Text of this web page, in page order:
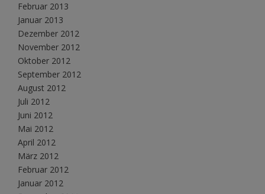
Februar 2013
Januar 2013
Dezember 2012
November 2012
Oktober 2012
September 2012
August 2012
Juli 2012
Juni 2012
Mai 2012
April 2012
März 2012
Februar 2012
Januar 2012